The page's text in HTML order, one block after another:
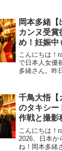
んですが、彼
けはなんだっ
岡本多緒【
カンヌ受賞
め！妊娠中
こんにちは！
で日本人女優
多緒さん。昨
ますよね。今
ト・現在の拠
千鳥大悟【
のタキシー
作戦と撮影
こんにちは！
2026、日本か
ね！岡本多緒